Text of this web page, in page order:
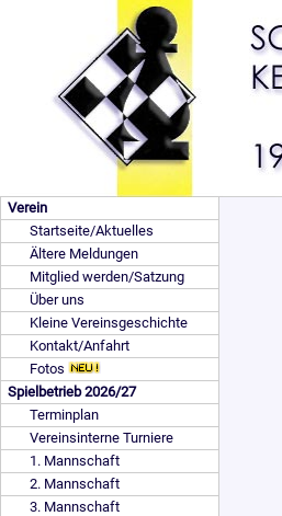
Verein
Startseite/Aktuelles
Ältere Meldungen
Mitglied werden/Satzung
Über uns
Kleine Vereinsgeschichte
Kontakt/Anfahrt
Fotos
Spielbetrieb 2026/27
Terminplan
Vereinsinterne Turniere
1. Mannschaft
2. Mannschaft
3. Mannschaft